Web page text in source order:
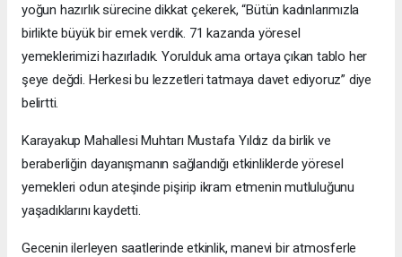
yoğun hazırlık sürecine dikkat çekerek, “Bütün kadınlarımızla
birlikte büyük bir emek verdik. 71 kazanda yöresel
yemeklerimizi hazırladık. Yorulduk ama ortaya çıkan tablo her
şeye değdi. Herkesi bu lezzetleri tatmaya davet ediyoruz” diye
belirtti.
Karayakup Mahallesi Muhtarı Mustafa Yıldız da birlik ve
beraberliğin dayanışmanın sağlandığı etkinliklerde yöresel
yemekleri odun ateşinde pişirip ikram etmenin mutluluğunu
yaşadıklarını kaydetti.
Gecenin ilerleyen saatlerinde etkinlik, manevi bir atmosferle